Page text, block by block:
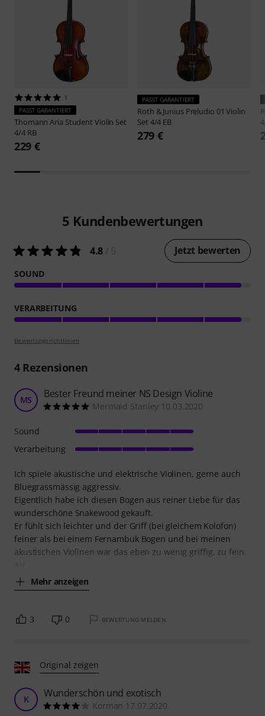
1
PASST GARANTIERT
ThomannAria Student Violin Set
4/4 RB
229 €
PASST GARANTIERT
Roth & Junius Preludio 01 Violin
Set 4/4 EB
279 €
5 Kundenbewertungen
4.8 Jetzt bewerten
SOUND
VERARBEITUNG
Bewertungsrichtlinien
4Rezensionen
MS Bester Freund meiner NS Design Violine
Mermaid Stanley 10.03.2020
Ich spiele akustische und elektrische Violinen, gerne auch
Bluegrassmässig aggressiv.
Eigentlich habe ich diesen Bogen aus reiner Liebe für das
wunderschöne Snakewood gekauft.
Er fühlt sich leichter und der Griff (bei gleichem Kolofon)
feiner als bei einem Fernambuk Bogen und bei meinen
akustischen Violinen war das eben zu wenig griffig, zu fein.
Mehr anzeigen
Sound
Verarbeitung
3 0 BEWERTUNG MELDEN
Original zeigen
K Wunderschön und exotisch
Korman 17.07.2020